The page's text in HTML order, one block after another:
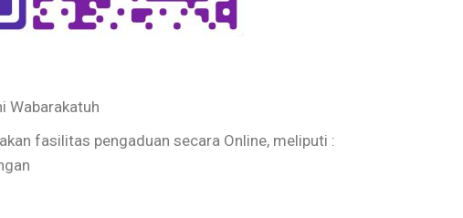
Wabarakatuh
fasilitas pengaduan secara Online, meliputi :